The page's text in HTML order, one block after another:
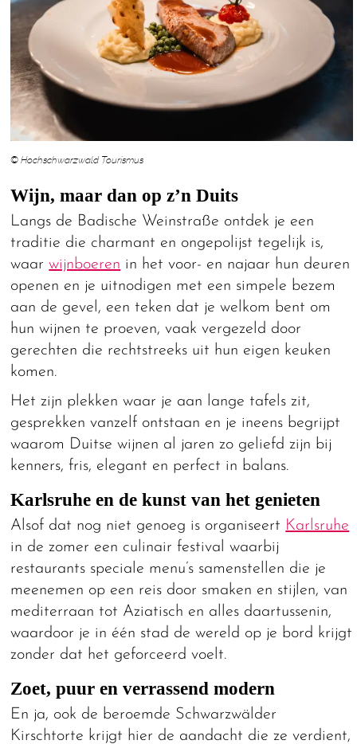
© Hochschwarzwald Tourismus
Wijn, maar dan op z’n Duits
Langs de Badische Weinstraße ontdek je een
traditie die charmant en ongepolijst tegelijk is,
waarwijnboeren in het voor- en najaar hun deuren
openen en je uitnodigen met een simpele bezem
aan de gevel, een teken dat je welkom bent om
hun wijnen te proeven, vaak vergezeld door
gerechten die rechtstreeks uit hun eigen keuken
komen.
Het zijn plekken waar je aan lange tafels zit,
gesprekken vanzelf ontstaan en je ineens begrijpt
waarom Duitse wijnen al jaren zo geliefd zijn bij
kenners, fris, elegant en perfect in balans.
Karlsruhe en de kunst van het genieten
Alsof dat nog niet genoeg is organiseert Karlsruhe
in de zomer een culinair festival waarbij
restaurants speciale menu’s samenstellen die je
meenemen op een reis door smaken en stijlen, van
mediterraan tot Aziatisch en alles daartussenin,
waardoor je in één stad de wereld op je bord krijgt
zonder dat het geforceerd voelt.
Zoet, puur en verrassend modern
En ja, ook de beroemde Schwarzwälder
Kirschtorte krijgt hier de aandacht die ze verdient,